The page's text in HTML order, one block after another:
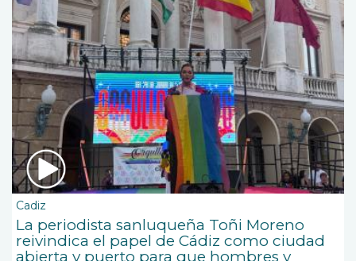
Cadiz
La periodista sanluqueña Toñi Moreno
reivindica el papel de Cádiz como ciudad
abierta y puerto para que hombres y